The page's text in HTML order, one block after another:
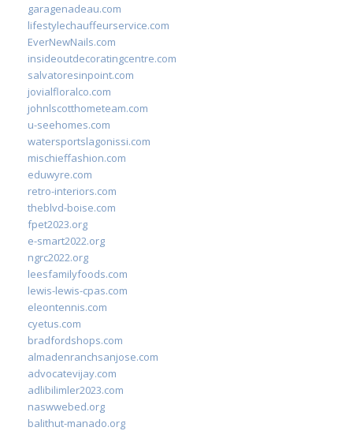
garagenadeau.com
lifestylechauffeurservice.com
EverNewNails.com
insideoutdecoratingcentre.com
salvatoresinpoint.com
jovialfloralco.com
johnlscotthometeam.com
u-seehomes.com
watersportslagonissi.com
mischieffashion.com
eduwyre.com
retro-interiors.com
theblvd-boise.com
fpet2023.org
e-smart2022.org
ngrc2022.org
leesfamilyfoods.com
lewis-lewis-cpas.com
eleontennis.com
cyetus.com
bradfordshops.com
almadenranchsanjose.com
advocatevijay.com
adlibilimler2023.com
naswwebed.org
balithut-manado.org